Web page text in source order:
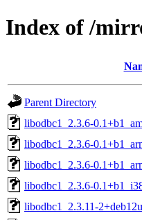
Index of /
Parent Directory
libodbc1_2.3.6-
libodbc1_2.3.6-
libodbc1_2.3.6-
libodbc1_2.3.6-
libodbc1_2.3.11-